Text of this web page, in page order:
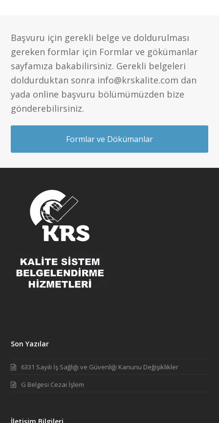
Başvuru için gerekli belge ve doldurulması
gereken formlar için Formlar ve gökümanlar
sayfamıza bakabilirsiniz. Gerekli belgeleri
doldurduktan sonra info@krskalite.com dan
yada online başvuru bölümümüzden bize
gönderebilirsiniz.
Formlar ve Dökümanlar
Son Yazılar
6331 Sayılı İş Sağlığı ve Güvenliği Kanunu Değişiklikler
G Belgesi Cezai İşlem